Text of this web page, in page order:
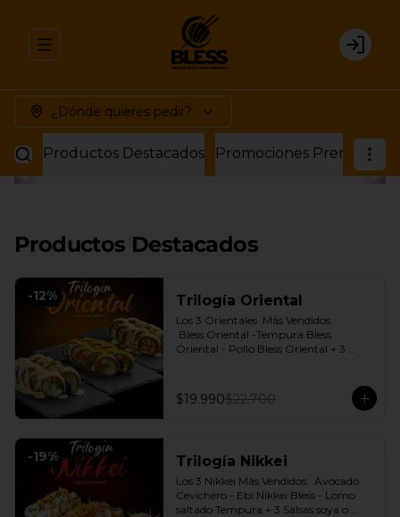
Abrir menu de navegación Login
¿Dónde quieres pedir?
Productos Destacados Promociones Premium
Productos Destacados
-12% Trilogía Oriental
Los 3 Orientales  Más Vendidos.
Bless Oriental -Tempura Bless
Oriental - Pollo Bless Oriental + 3
$19.990$22.700
-19% Trilogía Nikkei
Los 3 Nikkei Más Vendidos:  Avocado
Cevichero - Ebi Nikkei Bless - Lomo
saltado Tempura + 3 Salsas soya o